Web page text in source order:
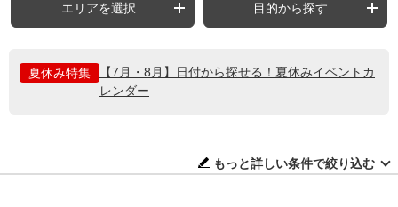
エリアを選択 目的から探す
夏休み特集
【7月・8月】日付から探せる！夏休みイベントカ
レンダー
もっと詳しい条件で絞り込む